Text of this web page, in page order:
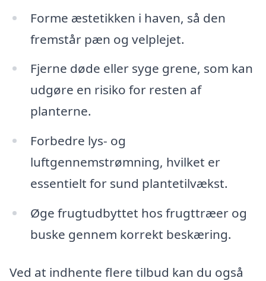
Forme æstetikken i haven, så den
fremstår pæn og velplejet.
Fjerne døde eller syge grene, som kan
udgøre en risiko for resten af
planterne.
Forbedre lys- og
luftgennemstrømning, hvilket er
essentielt for sund plantetilvækst.
Øge frugtudbyttet hos frugttræer og
buske gennem korrekt beskæring.
Ved at indhente flere tilbud kan du også